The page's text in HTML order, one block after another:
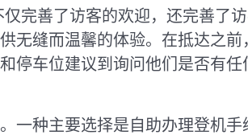
完善了访客的欢迎，还完善了
无缝而温馨的体验。在抵达之
停车位建议到询问他们是否有
一种主要选择是自助办理登机